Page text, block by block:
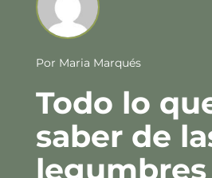
Por Maria Marqués
Todo lo
saber de